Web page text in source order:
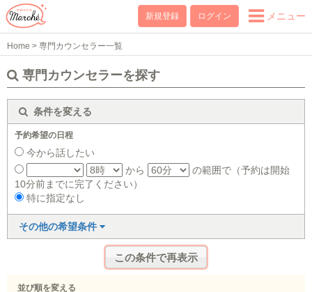
新規登録 ログイン メニュー
Home > 専門カウンセラー一覧
専門カウンセラーを探す
条件を変える
予約希望の日程
今から話したい
から
の範囲で（予約は開始
10分前までに完了ください）
特に指定なし
その他の希望条件
並び順を変える